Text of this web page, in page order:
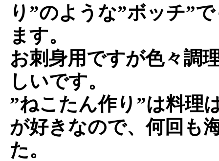
り”のような”ボッチ”
ます。
お刺身用ですが色々調
しいです。
”ねこたん作り”は料理
が好きなので、何回も
た。